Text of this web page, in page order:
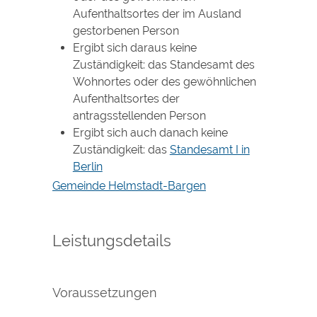
Aufenthaltsortes der im Ausland
gestorbenen Person
Ergibt sich daraus keine
Zuständigkeit: das Standesamt des
Wohnortes oder des gewöhnlichen
Aufenthaltsortes der
antragsstellenden Person
Ergibt sich auch danach keine
Zuständigkeit: das Standesamt I in
Berlin
Gemeinde Helmstadt-Bargen
Leistungsdetails
Voraussetzungen